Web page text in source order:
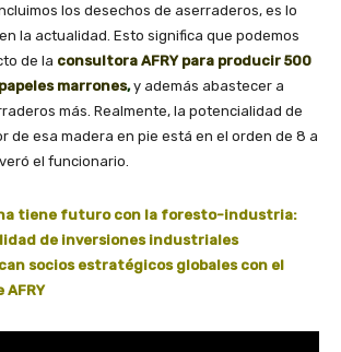
los desechos de aserraderos, es lo
la actualidad. Esto significa que podemos
de la consultora AFRY para producir 500
marrones,y además abastecer a
más. Realmente, la potencialidad de
de esa madera en pie está en el orden de 8 a
el funcionario.
tiene futuro con la foresto-industria:
de inversiones industriales
socios estratégicos globales con el